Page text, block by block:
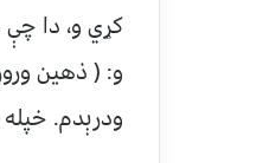
کړي و، دا
و: ( ذهین
ودرېدم.